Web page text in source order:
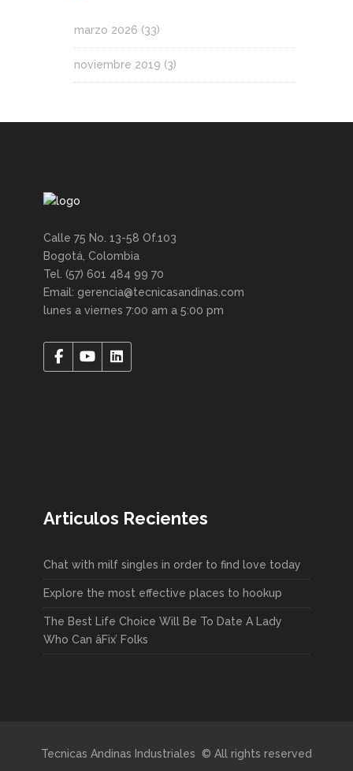
marzo 2026 (33)
noviembre 2019 (3)
Calle 75 No. 13-58 Of.103
Bogotá, Colombia
Tel. (57) 601 484 99 70
Email: gerencia@tecnicasandinas.com
lunes a viernes 7:00 am a 5:00 pm
Articulos Recientes
Chat with milf singles in order to find love today
Explore the most effective places to hookup
The Best Life Choice Will Be To Date A Lady
Who Can âFix’ Folks
Tecnicas Andinas Industriales © All rights reserved